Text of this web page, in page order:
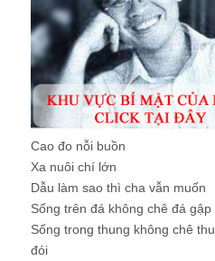
Cao đo nỗi buồn
Xa nuôi chí lớn
Dẫu làm sao thì cha vẫn muốn
Sống trên đá không chê đá gập
Sống trong thung không chê
đói